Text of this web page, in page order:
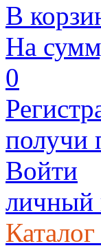
В
На
0
получи
Войти
личный